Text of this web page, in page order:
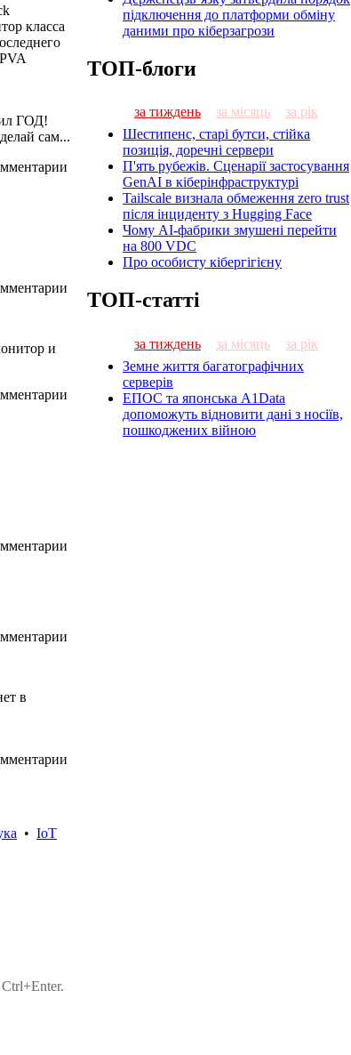
класса
ГОД!
сам...
и
в
підключення до платформи обміну
даними про кіберзагрози
ТОП-блоги
за тиждень за місяць
за рік
Шестипенс, старі бутси, стійка
позиція, доречні сервери
П'ять рубежів. Сценарії застосування
GenAI в кіберінфраструктурі
Tailscale визнала обмеження zero trust
після інциденту з Hugging Face
Чому AI-фабрики змушені перейти
на 800 VDC
Про особисту кібергігієну
ТОП-статті
за тиждень за місяць
за рік
Земне життя багатографічних
серверів
ЕПОС та японська A1Data
допоможуть відновити дані з носіїв,
пошкоджених війною
• IoT